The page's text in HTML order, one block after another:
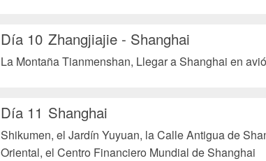
Día 10 Zhangjiajie - Shanghai
La Montaña Tianmenshan, Llegar a Shanghai en
Día 11 Shanghai
Shikumen, el Jardín Yuyuan, la Calle Antigua de
Oriental, el Centro Financiero Mundial de Shanghai